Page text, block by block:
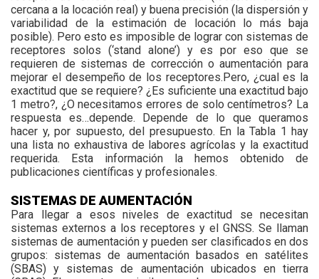
cercana a la locación real) y buena precisión (la dispersión y
variabilidad de la estimación de locación lo más baja
posible). Pero esto es imposible de lograr con sistemas de
receptores solos (‘stand alone’) y es por eso que se
requieren de sistemas de corrección o aumentación para
mejorar el desempeño de los receptores.Pero, ¿cual es la
exactitud que se requiere? ¿Es suficiente una exactitud bajo
1 metro?, ¿O necesitamos errores de solo centímetros? La
respuesta es…depende. Depende de lo que queramos
hacer y, por supuesto, del presupuesto. En la Tabla 1 hay
una lista no exhaustiva de labores agrícolas y la exactitud
requerida. Esta información la hemos obtenido de
publicaciones científicas y profesionales.
SISTEMAS DE AUMENTACIÓN
Para llegar a esos niveles de exactitud se necesitan
sistemas externos a los receptores y el GNSS. Se llaman
sistemas de aumentación y pueden ser clasificados en dos
grupos: sistemas de aumentación basados en satélites
(SBAS) y sistemas de aumentación ubicados en tierra